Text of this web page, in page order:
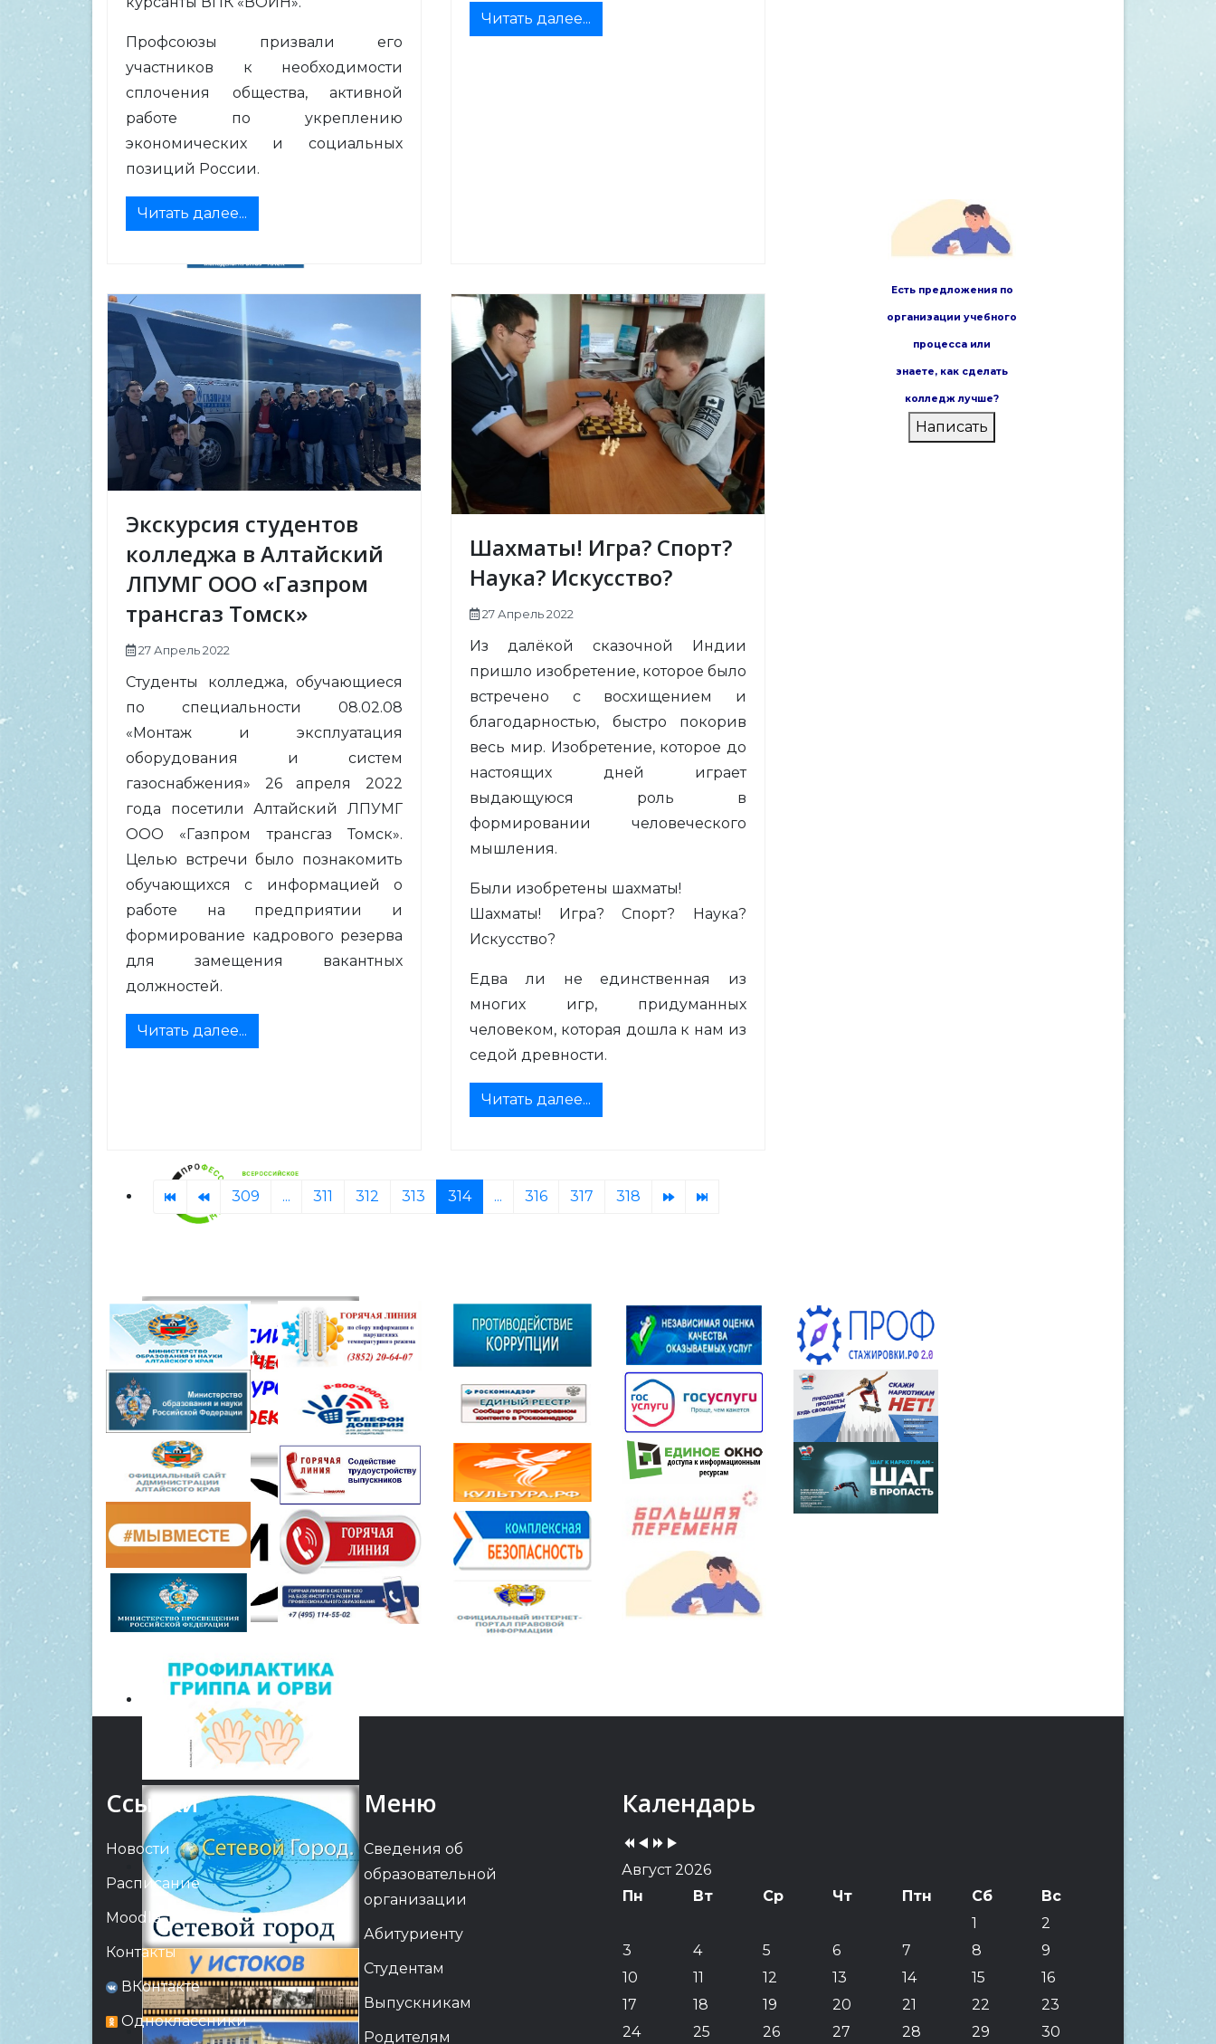
Профсоюзы призвали его
участников к необходимости
сплочения общества, активной
работе по укреплению
экономических и социальных
позиций России.
Читать далее...
Читать далее...
Экскурсия студентов
колледжа в Алтайский
ЛПУМГ ООО «Газпром
трансгаз Томск»
27 Апрель 2022
Студенты колледжа, обучающиеся
по специальности 08.02.08
«Монтаж и эксплуатация
оборудования и систем
газоснабжения» 26 апреля 2022
года посетили Алтайский ЛПУМГ
ООО «Газпром трансгаз Томск».
Целью встречи было познакомить
обучающихся с информацией о
работе на предприятии и
формирование кадрового резерва
для замещения вакантных
должностей.
Читать далее...
Шахматы! Игра? Спорт?
Наука? Искусство?
27 Апрель 2022
Из далёкой сказочной Индии
пришло изобретение, которое было
встречено с восхищением и
благодарностью, быстро покорив
весь мир. Изобретение, которое до
настоящих дней играет
выдающуюся роль в
формировании человеческого
мышления.
Были изобретены шахматы!
Шахматы! Игра? Спорт? Наука?
Искусство?
Едва ли не единственная из
многих игр, придуманных
человеком, которая дошла к нам из
седой древности.
Читать далее...
309 ... 311 312 313 314 ... 316 317 318
Есть предложения по
организации учебного
процесса или
знаете, как сделать
колледж лучше?
Написать
Ссылки
Новости
Расписание
Moodle
Контакты
ВКонтакте
Одноклассники
Меню
Сведения об
образовательной
организации
Абитуриенту
Студентам
Выпускникам
Родителям
Календарь
Previous
Year
Previous
Month
YearMonth
Август 2026
Пн
Вт Ср Чт Птн Сб
Вс
1
2
3
4 5 6 7 8
9
10
11 12 13 14 15
16
17
18 19 20 21 22
23
24
25 26 27 28 29 30